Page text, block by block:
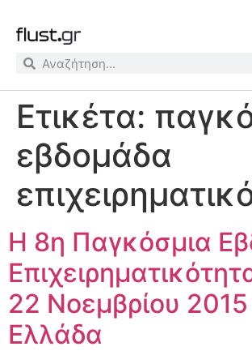
Ετικέτα:
εβδομάδα
Η 8η Παγκόσμια
22 Νοεμβρίου
Ελλάδα